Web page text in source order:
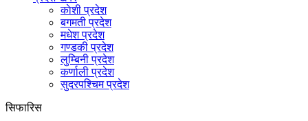
काेशी प्रदेश
बगमती प्रदेश
मधेश प्रदेश
गण्डकी प्रदेश
लुम्बिनी प्रदेश
कर्णाली प्रदेश
सुदरपश्चिम प्रदेश
सिफारिस